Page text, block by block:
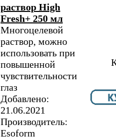
раствор High
Fresh+ 250 мл
Многоцелевой
раствор, можно
использовать при
повышенной
чувствительности
глаз
Добавлено:
21.06.2021
Производитель:
Esoform